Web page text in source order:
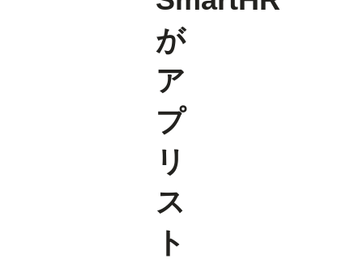
が
ア
プ
リ
ス
ト